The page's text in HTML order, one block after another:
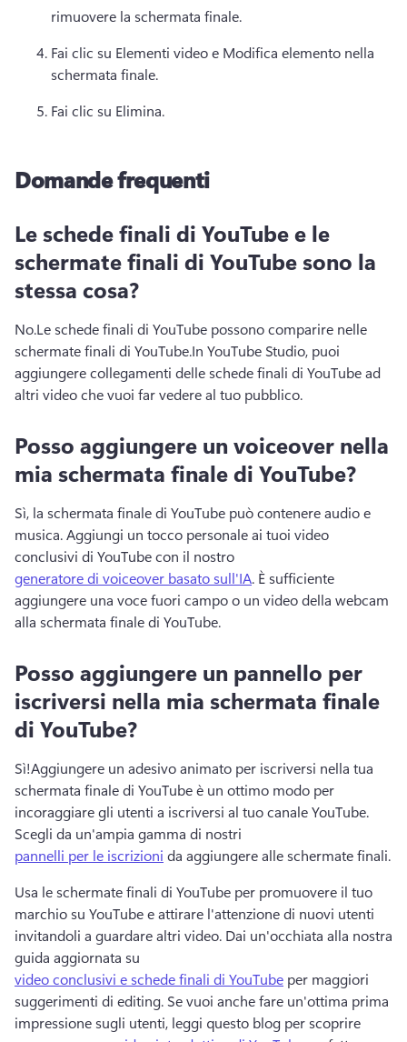
rimuovere la schermata finale.
Fai clic su Elementi video e Modifica elemento nella
schermata finale.
Fai clic su Elimina.
Domande frequenti
Le schede finali di YouTube e le
schermate finali di YouTube sono la
stessa cosa?
No.Le schede finali di YouTube possono comparire nelle
schermate finali di YouTube.In YouTube Studio, puoi
aggiungere collegamenti delle schede finali di YouTube ad
altri video che vuoi far vedere al tuo pubblico.
Posso aggiungere un voiceover nella
mia schermata finale di YouTube?
Sì, la schermata finale di YouTube può contenere audio e
musica. Aggiungi un tocco personale ai tuoi video
conclusivi di YouTube con il nostro
generatore di voiceover basato sull'IA. È sufficiente
aggiungere una voce fuori campo o un video della webcam
alla schermata finale di YouTube.
Posso aggiungere un pannello per
iscriversi nella mia schermata finale
di YouTube?
Sì!Aggiungere un adesivo animato per iscriversi nella tua
schermata finale di YouTube è un ottimo modo per
Scegli da un'ampia gamma di nostri
pannelli per le iscrizioni
Usa le schermate finali di YouTube per promuovere il tuo
marchio su YouTube e attirare l'attenzione di nuovi utenti
invitandoli a guardare altri video. Dai un'occhiata alla nostra
guida aggiornata su
video conclusivi e schede finali di YouTube per maggiori
suggerimenti di editing. Se vuoi anche fare un'ottima prima
impressione sugli utenti, leggi questo blog per scoprire